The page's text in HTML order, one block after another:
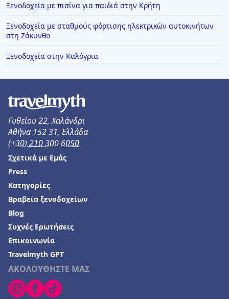
Ξενοδοχεία με πισίνα για παιδιά στην Κρήτη
Ξενοδοχεία με σταθμούς φόρτισης ηλεκτρικών αυτοκινήτων
στη Ζάκυνθο
Ξενοδοχεία στην Καλόγρια
Γυθείου 22, Χαλάνδρι
Αθήνα 152 31, Ελλάδα
(+30) 210 300 6050
ΑΚΟΛΟΥΘΗΣΤΕ ΜΑΣ
Σχετικά με Εμάς
Press
Κατηγορίες
Βραβεία ξενοδοχείων
Blog
Συχνές Ερωτήσεις
Επικοινωνία
Travelmyth GPT